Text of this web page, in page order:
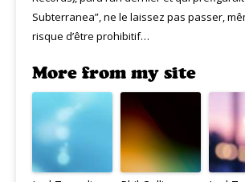
Subterranea”, ne le laissez pas passer,
risque d’être prohibitif…
More from my site